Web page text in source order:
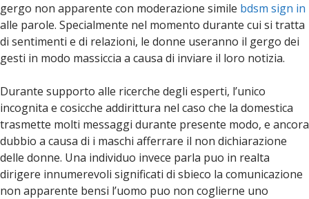
gergo non apparente con moderazione simile bdsm sign in
alle parole. Specialmente nel momento durante cui si tratta
di sentimenti e di relazioni, le donne useranno il gergo dei
gesti in modo massiccia a causa di inviare il loro notizia.
Durante supporto alle ricerche degli esperti, l’unico
incognita e cosicche addirittura nel caso che la domestica
trasmette molti messaggi durante presente modo, e ancora
dubbio a causa di i maschi afferrare il non dichiarazione
delle donne. Una individuo invece parla puo in realta
dirigere innumerevoli significati di sbieco la comunicazione
non apparente bensi l’uomo puo non coglierne uno